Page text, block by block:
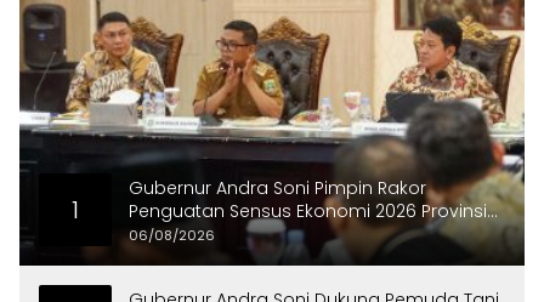
1
Gubernur Andra Soni Pimpin Rakor
Penguatan Sensus Ekonomi 2026 Provinsi
Banten
06/08/2026